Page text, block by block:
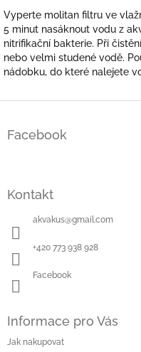
Vyperte molitan filtru ve
5 minut nasáknout vodu z
nitrifikační bakterie. Při
nebo velmi studené vodě.
nádobku, do které nalejete
Facebook
Kontakt
akvakus@gmail.com
+420 773 938 928
Facebook
Informace pro Vás
Jak nakupovat